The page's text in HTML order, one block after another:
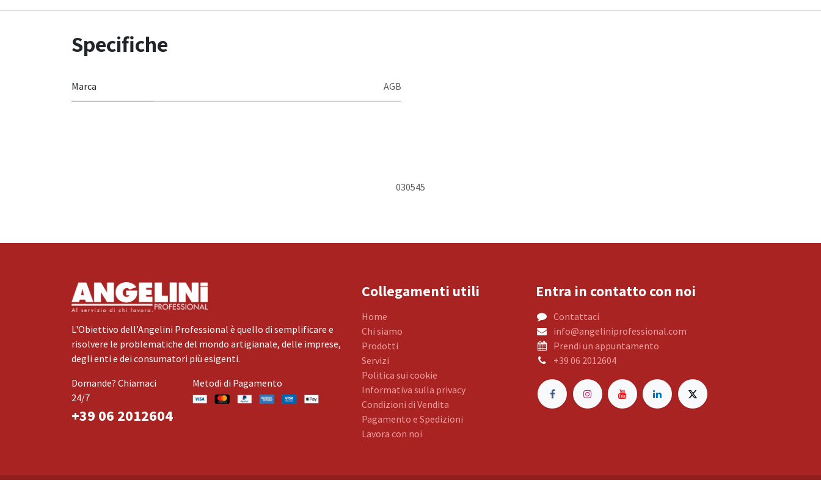
Specifiche
Marca AGB
030545
L'Obiettivo dell’Angelini Professional è quello di semplificare e
risolvere le problematiche del mondo artigianale, delle imprese,
degli enti e dei consumatori più esigenti.
Domande? Chiamaci
24/7
+39 06 2012604
Metodi di Pagamento
Collegamenti utili
Home
Chi siamo
Prodotti
Servizi
Politica sui cookie
Informativa sulla privacy
Condizioni di Vendita
Pagamento e Spedizioni
Lavora con noi
Entra in contatto con noi
Contattaci
info@angeliniprofessional.com
Prendi un appuntamento
+39 06 2012604